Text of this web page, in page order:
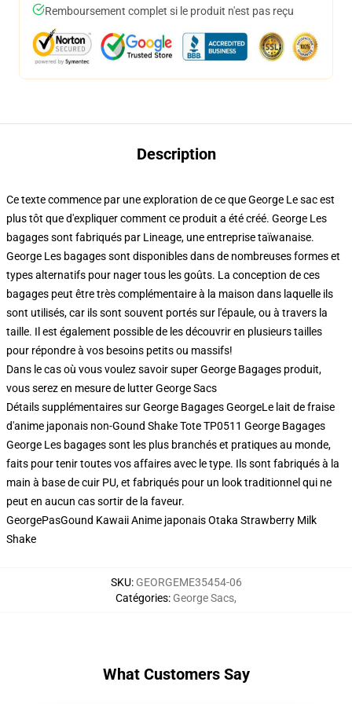
Remboursement complet si le produit n'est pas reçu
Description
Ce texte commence par une exploration de ce que George Le sac est
plus tôt que d'expliquer comment ce produit a été créé. George Les
bagages sont fabriqués par Lineage, une entreprise taïwanaise.
George Les bagages sont disponibles dans de nombreuses formes et
types alternatifs pour nager tous les goûts. La conception de ces
bagages peut être très complémentaire à la maison dans laquelle ils
sont utilisés, car ils sont souvent portés sur l'épaule, ou à travers la
taille. Il est également possible de les découvrir en plusieurs tailles
pour répondre à vos besoins petits ou massifs!
Dans le cas où vous voulez savoir super George Bagages produit,
vous serez en mesure de lutterGeorge Sacs
Détails supplémentaires sur George Bagages GeorgeLe lait de fraise
d'anime japonais non-Gound Shake Tote TP0511 George Bagages
George Les bagages sont les plus branchés et pratiques au monde,
faits pour tenir toutes vos affaires avec le type. Ils sont fabriqués à la
main à base de cuir PU, et fabriqués pour un look traditionnel qui ne
peut en aucun cas sortir de la faveur.
GeorgePasGound Kawaii Anime japonais Otaka Strawberry Milk
Shake
SKU: GEORGEME35454-06
Catégories: George Sacs,
What Customers Say